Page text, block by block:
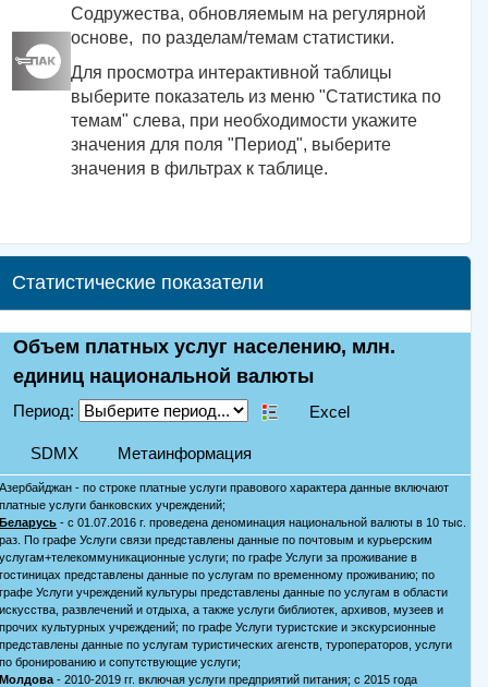
Содружества, обновляемым на регулярной
основе, по разделам/темам статистики.
Для просмотра интерактивной таблицы
выберите показатель из меню "Статистика по
темам" слева, при необходимости укажите
значения для поля "Период", выберите
значения в фильтрах к таблице.
Статистические показатели